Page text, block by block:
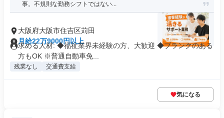
事。不規則な勤務シフトではない...
大阪府大阪市住吉区苅田
月給22万9000円以上
求める人材: ◆福祉業界未経験の方、大歓迎 ◆ブランクのある
方もOK ※普通自動車免...
残業なし 交通費支給
気になる